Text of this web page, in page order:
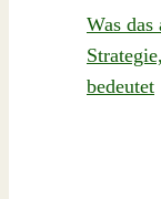
Was
bedeutet